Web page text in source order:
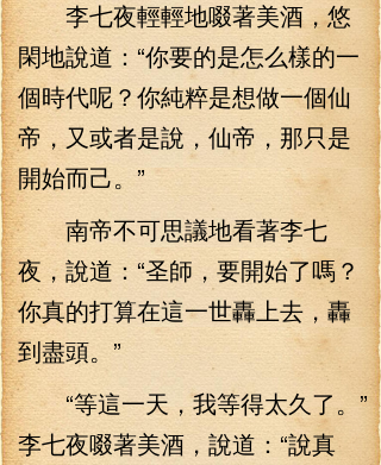
李七夜輕輕地啜著美酒，悠
閑地說道：“你要的是怎么樣的一
個時代呢？你純粹是想做一個仙
帝，又或者是說，仙帝，那只是
開始而己。”
南帝不可思議地看著李七
夜，說道：“圣師，要開始了嗎？
你真的打算在這一世轟上去，轟
到盡頭。”
“等這一天，我等得太久了。”
李七夜啜著美酒，說道：“說真